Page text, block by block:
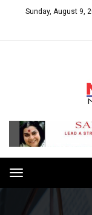
Sunday, August 9,
Toggle
navigation